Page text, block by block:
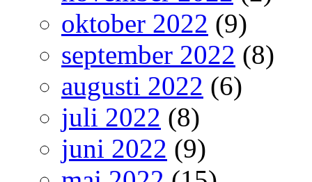
oktober 2022 (9)
september 2022 (8)
augusti 2022 (6)
juli 2022 (8)
juni 2022 (9)